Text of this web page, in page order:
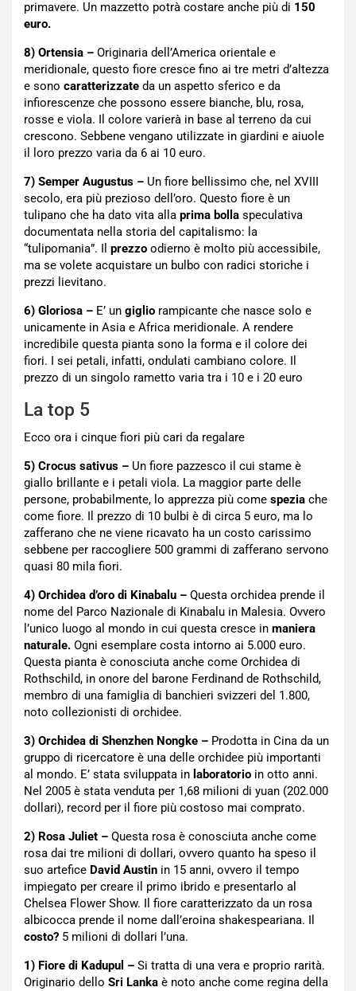
primavere. Un mazzetto potrà costare anche più di 150
euro.
8) Ortensia – Originaria dell’America orientale e
meridionale, questo fiore cresce fino ai tre metri d’altezza
e sono caratterizzate da un aspetto sferico e da
infiorescenze che possono essere bianche, blu, rosa,
rosse e viola. Il colore varierà in base al terreno da cui
crescono. Sebbene vengano utilizzate in giardini e aiuole
il loro prezzo varia da 6 ai 10 euro.
7) Semper Augustus – Un fiore bellissimo che, nel XVIII
secolo, era più prezioso dell’oro. Questo fiore è un
tulipano che ha dato vita alla prima bolla speculativa
documentata nella storia del capitalismo: la
“tulipomania”. Il prezzo odierno è molto più accessibile,
ma se volete acquistare un bulbo con radici storiche i
prezzi lievitano.
6) Gloriosa – E’ un giglio rampicante che nasce solo e
unicamente in Asia e Africa meridionale. A rendere
incredibile questa pianta sono la forma e il colore dei
fiori. I sei petali, infatti, ondulati cambiano colore. Il
prezzo di un singolo rametto varia tra i 10 e i 20 euro
La top 5
Ecco ora i cinque fiori più cari da regalare
5) Crocus sativus – Un fiore pazzesco il cui stame è
giallo brillante e i petali viola. La maggior parte delle
persone, probabilmente, lo apprezza più come spezia che
come fiore. Il prezzo di 10 bulbi è di circa 5 euro, ma lo
zafferano che ne viene ricavato ha un costo carissimo
sebbene per raccogliere 500 grammi di zafferano servono
quasi 80 mila fiori.
4) Orchidea d’oro di Kinabalu – Questa orchidea prende il
nome del Parco Nazionale di Kinabalu in Malesia. Ovvero
l’unico luogo al mondo in cui questa cresce in maniera
naturale. Ogni esemplare costa intorno ai 5.000 euro.
Questa pianta è conosciuta anche come Orchidea di
Rothschild, in onore del barone Ferdinand de Rothschild,
membro di una famiglia di banchieri svizzeri del 1.800,
noto collezionisti di orchidee.
3) Orchidea di Shenzhen Nongke – Prodotta in Cina da un
gruppo di ricercatore è una delle orchidee più importanti
al mondo. E’ stata sviluppata in laboratorio in otto anni.
Nel 2005 è stata venduta per 1,68 milioni di yuan (202.000
dollari), record per il fiore più costoso mai comprato.
2) Rosa Juliet – Questa rosa è conosciuta anche come
rosa dai tre milioni di dollari, ovvero quanto ha speso il
suo artefice David Austin in 15 anni, ovvero il tempo
impiegato per creare il primo ibrido e presentarlo al
Chelsea Flower Show. Il fiore caratterizzato da un rosa
albicocca prende il nome dall’eroina shakespeariana. Il
costo? 5 milioni di dollari l’una.
1) Fiore di Kadupul – Si tratta di una vera e proprio rarità.
Originario dello Sri Lanka è noto anche come regina della